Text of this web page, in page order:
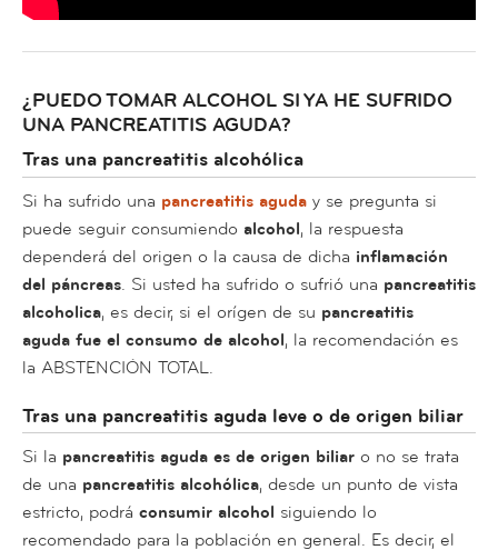
¿PUEDO TOMAR ALCOHOL SI YA HE SUFRIDO
UNA PANCREATITIS AGUDA?
Tras una pancreatitis alcohólica
Si ha sufrido una pancreatitis aguda y se pregunta si
puede seguir consumiendo alcohol, la respuesta
dependerá del origen o la causa de dicha inflamación
del páncreas. Si usted ha sufrido o sufrió una pancreatitis
alcoholica, es decir, si el orígen de su pancreatitis
aguda fue el consumo de alcohol, la recomendación es
la ABSTENCIÓN TOTAL.
Tras una pancreatitis aguda leve o de origen biliar
Si la pancreatitis aguda es de origen biliar o no se trata
de una pancreatitis alcohólica, desde un punto de vista
estricto, podrá consumir alcohol siguiendo lo
recomendado para la población en general. Es decir, el